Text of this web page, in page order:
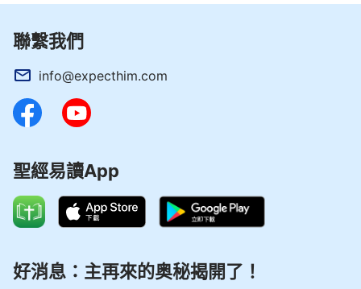
聯繫我們
info@expecthim.com
聖經易讀App
好消息：主再來的奥秘揭開了！